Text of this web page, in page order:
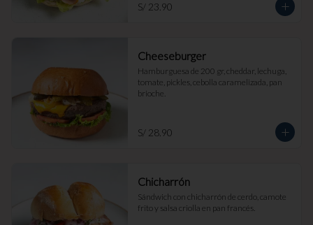
S/ 23.90
Cheeseburger
Hamburguesa de 200 gr, cheddar, lechuga,
tomate, pickles, cebolla caramelizada, pan
brioche.
S/ 28.90
Chicharrón
Sándwich con chicharrón de cerdo, camote
frito y salsa criolla en pan francés.